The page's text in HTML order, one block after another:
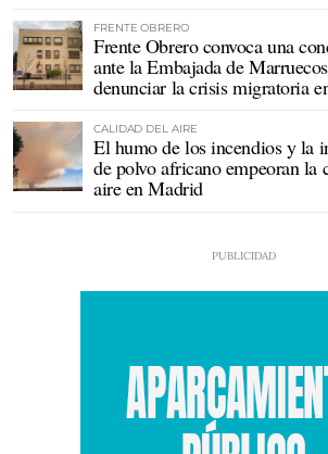
FRENTE OBRERO
Frente Obrero convoca una
ante la Embajada de
denunciar la crisis migratoria
CALIDAD DEL AIRE
El humo de los incendios y la
de polvo africano empeoran la
aire en Madrid